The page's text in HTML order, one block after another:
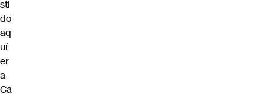
sti
do
aq
uí
er
a
Ca